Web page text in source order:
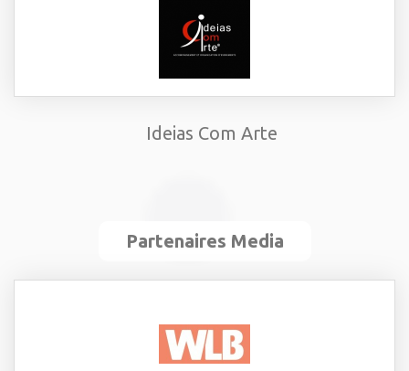
Ideias Com Arte
Partenaires Media